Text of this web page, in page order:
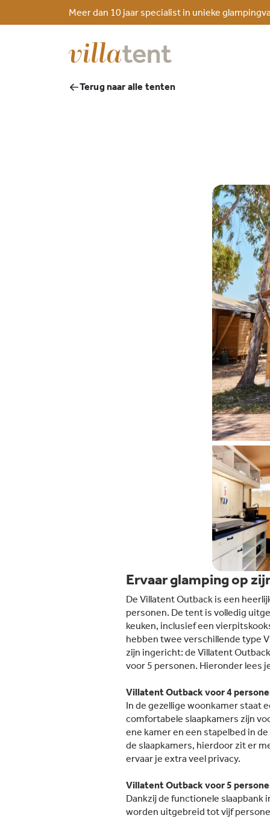
Meer dan 10 jaar specialist in unieke
Terug naar alle tenten
Ervaar glamping op
De Villatent Outback is een
personen. De tent is volledig
keuken, inclusief een
hebben twee verschillende type
zijn ingericht: de Villatent
voor 5 personen. Hieronder lees
Villatent Outback voor 4
In de gezellige woonkamer staat
comfortabele slaapkamers zijn
ene kamer en een stapelbed in
de slaapkamers, hierdoor zit er
ervaar je extra veel privacy.
Villatent Outback voor 5
Dankzij de functionele slaapbank
worden uitgebreid tot vijf